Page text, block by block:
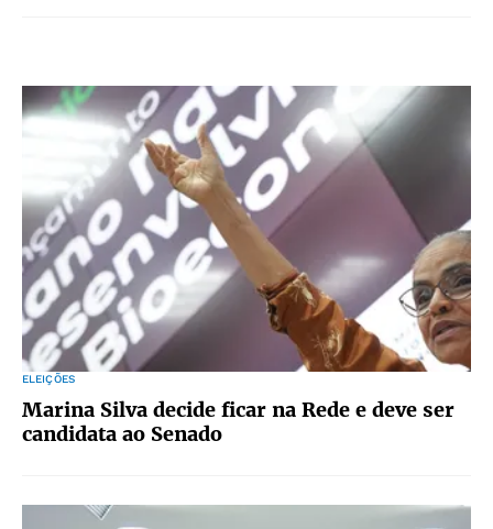
ELEIÇÕES
Marina Silva decide ficar na Rede e deve ser
candidata ao Senado